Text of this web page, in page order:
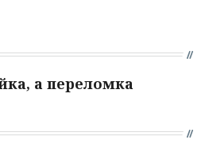
а переломка